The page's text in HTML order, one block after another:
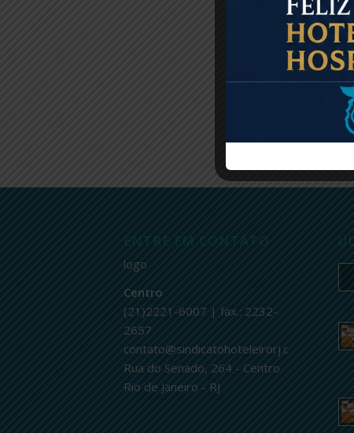
Share this
ENTRE EM CONTATO
logo
Centro
(21)2221-6007 | fax.: 2232-
2657
contato@sindicatohoteleirorj.com.br
Rua do Senado, 264 - Centro
Rio de Janeiro - RJ